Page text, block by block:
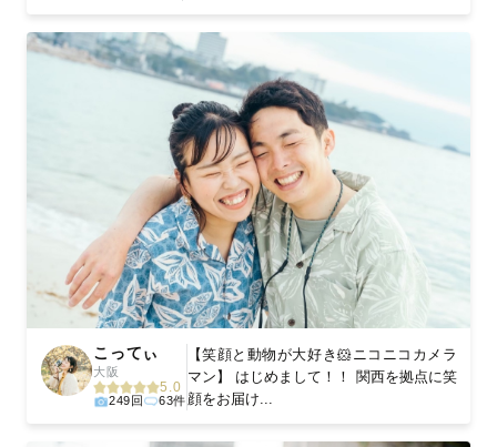
こってぃ
大阪
5.0
249回 63件
【笑顔と動物が大好き🐹ニコニコカメラ
マン】 はじめまして！！ 関西を拠点に笑
顔をお届け...